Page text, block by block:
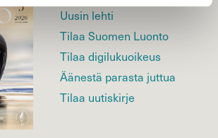
Uusin lehti
Tilaa Suomen Luonto
Tilaa digilukuoikeus
Äänestä parasta juttua
Tilaa uutiskirje